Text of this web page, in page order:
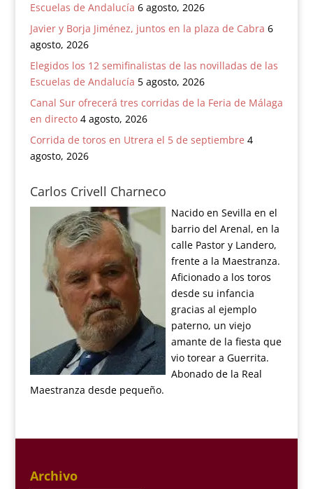
Escuelas de Andalucía 6 agosto, 2026
Javier y Borja Jiménez, juntos en la plaza de Cabra 6
agosto, 2026
Elegidos los 12 semifinalistas de las novilladas de las
Escuelas de Andalucía 5 agosto, 2026
Canal Sur ofrecerá tres corridas de la Feria de Málaga
en directo 4 agosto, 2026
Corrida de toros en Utrera el 5 de septiembre 4
agosto, 2026
Carlos Crivell Charneco
Nacido en Sevilla en el
barrio del Arenal, en la
calle Pastor y Landero,
frente a la Maestranza.
Aficionado a los toros
desde su infancia
gracias al ejemplo
paterno, un viejo
amante de la fiesta que
vio torear a Guerrita.
Abonado de la Real
Maestranza desde pequeño.
Archivo